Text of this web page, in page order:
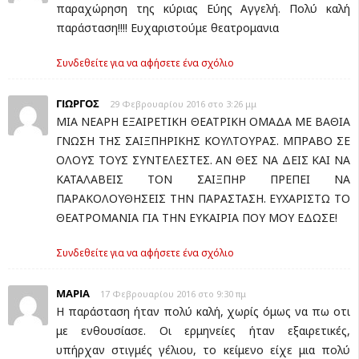
παραχώρηση της κύριας Εύης Αγγελή. Πολύ καλή
παράσταση!!!! Ευχαριστούμε θεατρομανια
Συνδεθείτε για να αφήσετε ένα σχόλιο
ΓΙΩΡΓΟΣ 29 Φεβρουαρίου 2016 στο 3:26 μμ
ΜΙΑ ΝΕΑΡΗ ΕΞΑΙΡΕΤΙΚΗ ΘΕΑΤΡΙΚΗ ΟΜΑΔΑ ΜΕ ΒΑΘΙΑ
ΓΝΩΣΗ ΤΗΣ ΣΑΙΞΠΗΡΙΚΗΣ ΚΟΥΛΤΟΥΡΑΣ. ΜΠΡΑΒΟ ΣΕ
ΟΛΟΥΣ ΤΟΥΣ ΣΥΝΤΕΛΕΣΤΕΣ. ΑΝ ΘΕΣ ΝΑ ΔΕΙΣ ΚΑΙ ΝΑ
ΚΑΤΑΛΑΒΕΙΣ ΤΟΝ ΣΑΙΞΠΗΡ ΠΡΕΠΕΙ ΝΑ
ΠΑΡΑΚΟΛΟΥΘΗΣΕΙΣ ΤΗΝ ΠΑΡΑΣΤΑΣΗ. ΕΥΧΑΡΙΣΤΩ ΤΟ
ΘΕΑΤΡΟΜΑΝΙΑ ΓΙΑ ΤΗΝ ΕΥΚΑΙΡΙΑ ΠΟΥ ΜΟΥ ΕΔΩΣΕ!
Συνδεθείτε για να αφήσετε ένα σχόλιο
ΜΑΡΙΑ 17 Φεβρουαρίου 2016 στο 9:30 πμ
Η παράσταση ήταν πολύ καλή, χωρίς όμως να πω οτι
με ενθουσίασε. Οι ερμηνείες ήταν εξαιρετικές,
υπήρχαν στιγμές γέλιου, το κείμενο είχε μια πολύ